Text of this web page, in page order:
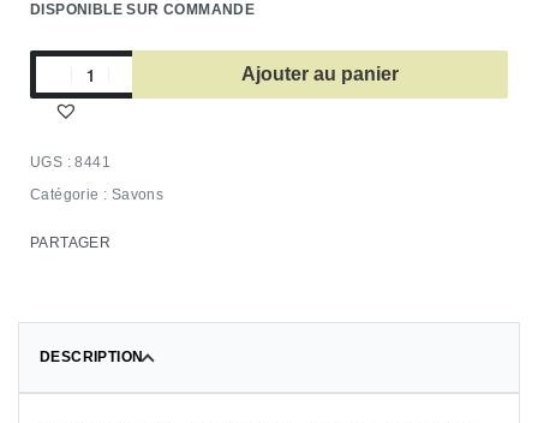
DISPONIBLE SUR COMMANDE
Ajouter au panier
8441
Catégorie : Savons
PARTAGER
DESCRIPTION